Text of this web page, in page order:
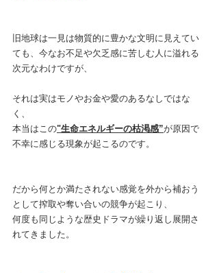
旧地球は一見は物質的に豊かな文明に見えてい
ても、今なお不足や欠乏感に苦しむ人に溢れる
次元なわけですが、
それは実はモノやお金や愛のあるなしではな
く、
本当はこの"生命エネルギーの枯渇感”が原因で
不幸に感じる現象が起こるのです。
だから何とか満たされない感覚を外から補おう
として搾取や奪い合いの競争が起こり、
何度も同じような歴史ドラマが繰り返し展開さ
れてきました。